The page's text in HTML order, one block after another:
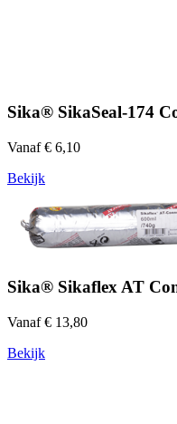
Sika® SikaSeal-174
Vanaf € 6,10
Bekijk
Sika® Sikaflex AT
Vanaf € 13,80
Bekijk